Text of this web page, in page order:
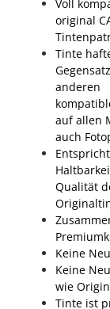
Voll
original
Tinte
anderen
auf allen
auch
Qualität
Keine
Keine
wie
Tinte ist